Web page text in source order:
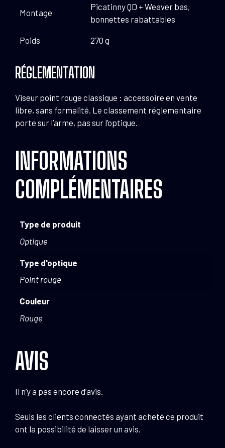
Montage
Picatinny QD + Weaver bas,
bonnettes rabattables
Poids 270 g
RÉGLEMENTATION
Viseur point rouge classique : accessoire en vente
libre, sans formalité. Le classement réglementaire
porte sur l’arme, pas sur l’optique.
INFORMATIONS
COMPLÉMENTAIRES
Type de produit
Optique
Type d'optique
Point rouge
Couleur
Rouge
AVIS
Il n’y a pas encore d’avis.
Seuls les clients connectés ayant acheté ce produit
ont la possibilité de laisser un avis.